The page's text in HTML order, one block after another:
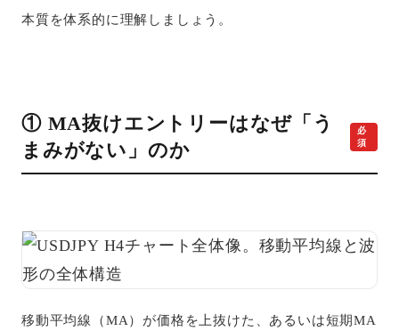
本質を体系的に理解しましょう。
① MA抜けエントリーはなぜ「う
まみがない」のか
必
須
移動平均線（MA）が価格を上抜けた、あるいは短期MA